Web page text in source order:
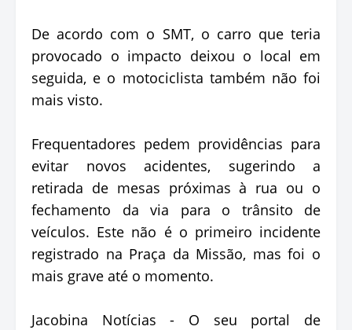
De acordo com o SMT, o carro que teria
provocado o impacto deixou o local em
seguida, e o motociclista também não foi
mais visto.
Frequentadores pedem providências para
evitar novos acidentes, sugerindo a
retirada de mesas próximas à rua ou o
fechamento da via para o trânsito de
veículos. Este não é o primeiro incidente
registrado na Praça da Missão, mas foi o
mais grave até o momento.
Jacobina Notícias - O seu portal de